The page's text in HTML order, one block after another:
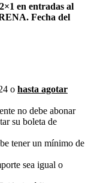
en entradas al
Fecha del
o hasta agotar
no debe abonar
su boleta de
tener un mínimo de
sea igual o